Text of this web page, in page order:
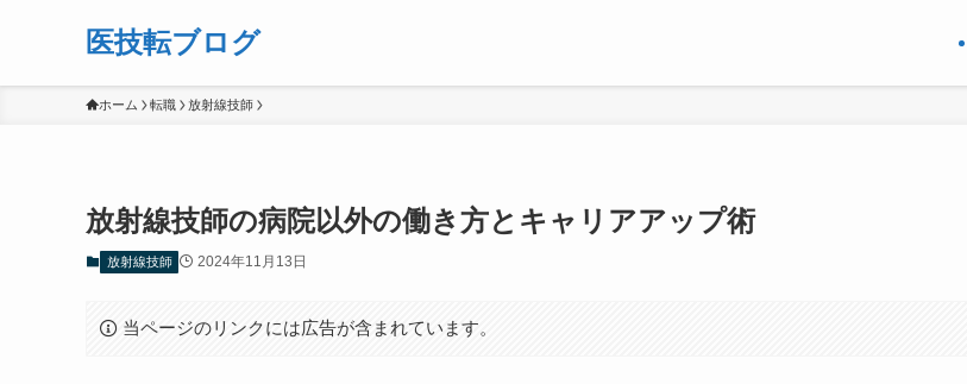
医技転ブログ
ホーム 転職 放射線技師
放射線技師の病院以外の働き方とキャリアアップ術
放射線技師 2024年11月13日
当ページのリンクには広告が含まれています。